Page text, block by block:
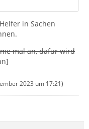
in Sachen
mal an, dafür wird
2023 um 17:21)